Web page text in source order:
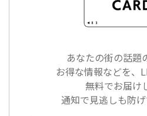
あなたの街の話題
お得な情報などを、
無料でお届け
通知で見逃しも防げ